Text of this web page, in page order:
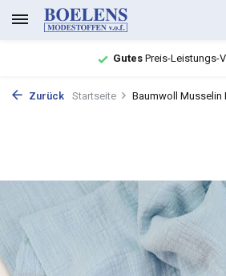
GutesPreis-Leistungs-
Zurück Startseite Baumwoll Musselin